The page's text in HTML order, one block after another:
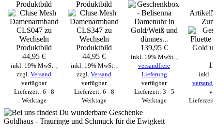
44,95 €
inkl. 19% MwSt. ,
zzgl. Versand
verfügbar
Lieferzeit: 6 - 8
Werktage
44,95 €
inkl. 19% MwSt. ,
zzgl. Versand
verfügbar
Lieferzeit: 6 - 8
Werktage
139,95 €
inkl. 19% MwSt. ,
versandfreie
Lieferung
verfügbar
Lieferzeit: 3 - 5
Werktage
inkl.
Lieferzeit:
Goldhaus - Trauringe und Schmuck für die Ewigkeit